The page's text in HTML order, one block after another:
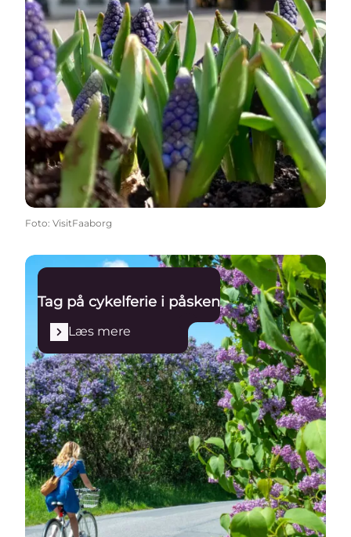
Foto: VisitFaaborg
Læs mere
Tag på cykelferie i påsken
Læs mere